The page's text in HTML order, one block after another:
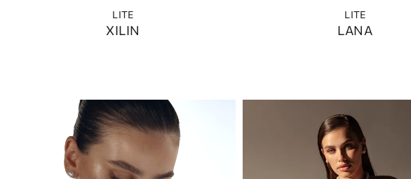
LITE
XILIN
LITE
LANA